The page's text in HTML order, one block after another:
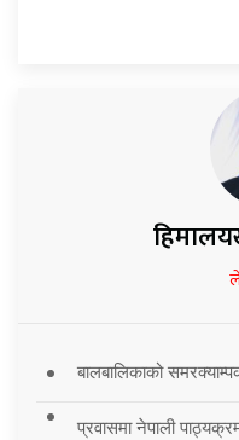
बालबालिकाको
प्रवासमा नेपाली